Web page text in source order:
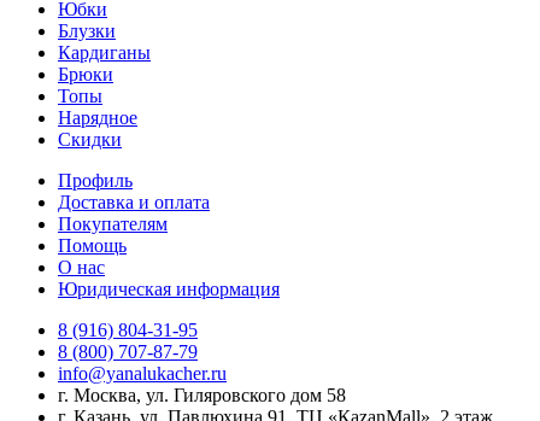
Юбки
Блузки
Кардиганы
Брюки
Топы
Нарядное
Скидки
Профиль
Доставка и оплата
Покупателям
Помощь
О нас
Юридическая информация
8 (916) 804-31-95
8 (800) 707-87-79
info@yanalukacher.ru
г. Москва, ул. Гиляровского дом 58
г. Казань, ул. Павлюхина 91, ТЦ «КazanMall», 2 этаж